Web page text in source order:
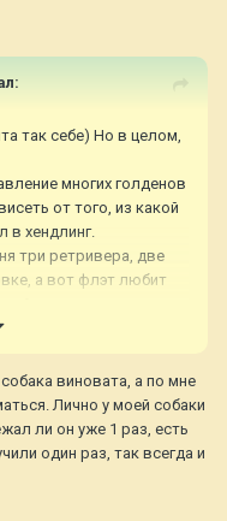
так себе) Но в целом,
многих голденов
от того, из какой
в хендлинг.
три ретривера, две
а вот флэт любит
задирать, выглядит
ней в ринг кого-то
ринговка в беге
сдерживать
я этот ринг
тоже ринговка
виновата, а по мне
Лично у моей собаки
ли он уже 1 раз, есть
один раз, так всегда и